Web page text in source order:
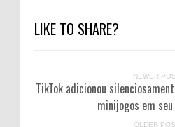
LIKE TO SHARE?
NEWER
TikTok adicionou
minijogos em
OLDER